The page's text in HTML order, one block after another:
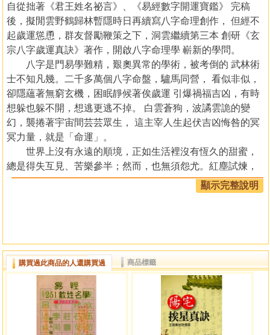
自從拙著《君王姓名祕言》、《易經數字開運寶鑑》 完稿
後，擬閒雲野鶴歸林暫隱時日再續寫八字命理創作， 但經不
起歲運慫恿，群友督勵鞭策之下，洞雲繼續第三本 創研《玄
宗八字歲運真訣》著作，開啟八字命理學 嶄新的學問。
八字是門易學難精，艱奧異常的學術，被考倒的 武林術
士不知凡幾。二千多萬個八字命盤，驢馬同營， 看似非似，
卻隱蘊著無窮玄機，困眠靜候著俟歲運 引爆禍福吉凶，有時
想躲也躲不開，想逃更逃不掉。 白雲蒼狗，波譎雲詭的變
幻，襲捲著宇宙間芸芸眾生， 這主宰人生起伏吉凶悔咎的冥
冥力量，就是「命運」。
世界上沒有永遠的順境，正如生活裡沒有恆久的甜蜜，
總是得失互見、苦樂參半；然而，也無須怨尤。紅塵試煉，
又有誰逃躲得了呢？如果，塞翁失馬焉知非福？那麼， 今日
的種種磨難，又何嘗不是殷憂啟聖的發端呢？
可數。為延續命理精蘊，破戒自祕為珍的觀念， 傾囊相授大
運總判、流年總判表式，藉以拋磚引玉， 熱情闢路引導，祈
沈隱之士，摒除藏祕之見， 煉石補天心懷，共為「運命」盡
份心思薄力。
本書詩詞運勢源自宋朝，閒習鑽研中，偶意間識解祕中
祕， 旋乾轉坤予以科學公式化，本想傳徒延續，奈何命局官
顯示完整說明
購買過此商品的人還購買過 商品標籤